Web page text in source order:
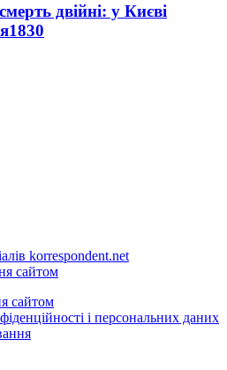
двійні: у Києві
1830
korrespondent.net
сайтом
сайтом
і персональних даних